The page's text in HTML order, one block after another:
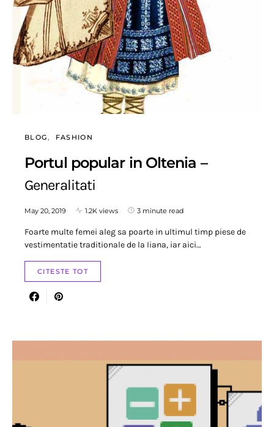
BLOG FASHION
Portul popular in Oltenia –
Generalitati
May 20, 2019 1.2K views 3 minute read
Foarte multe femei aleg sa poarte in ultimul timp piese de
vestimentatie traditionale de la Iiana, iar aici…
CITESTE TOT